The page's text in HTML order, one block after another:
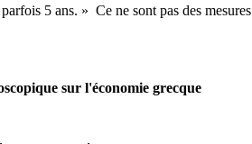
5 ans. » Ce ne sont pas des
sur l'économie grecque